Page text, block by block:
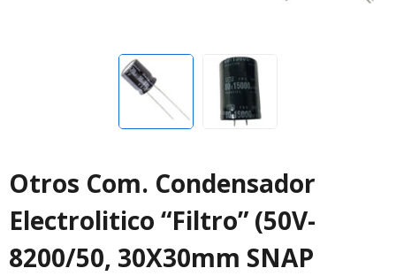
Otros Com. Condensador
Electrolitico “Filtro” (50V-
8200/50, 30X30mm SNAP